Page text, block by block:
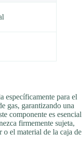
específicamente para el
gas, garantizando una
componente es esencial
firmemente sujeta,
o el material de la caja de